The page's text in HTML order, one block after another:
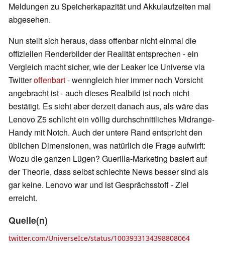
Meldungen zu Speicherkapazität und Akkulaufzeiten mal
abgesehen.
Nun stellt sich heraus, dass offenbar nicht einmal die
offiziellen Renderbilder der Realität entsprechen - ein
Vergleich macht sicher, wie der Leaker Ice Universe via
Twitteroffenbart- wenngleich hier immer noch Vorsicht
angebracht ist - auch dieses Realbild ist noch nicht
bestätigt. Es sieht aber derzeit danach aus, als wäre das
Lenovo Z5 schlicht ein völlig durchschnittliches Midrange-
Handy mit Notch. Auch der untere Rand entspricht den
üblichen Dimensionen, was natürlich die Frage aufwirft:
Wozu die ganzen Lügen? Guerilla-Marketing basiert auf
der Theorie, dass selbst schlechte News besser sind als
gar keine. Lenovo war und ist Gesprächsstoff - Ziel
erreicht.
Quelle(n)
twitter.com/UniverseIce/status/1003933134398808064